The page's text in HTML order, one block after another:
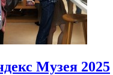
Музея 2025